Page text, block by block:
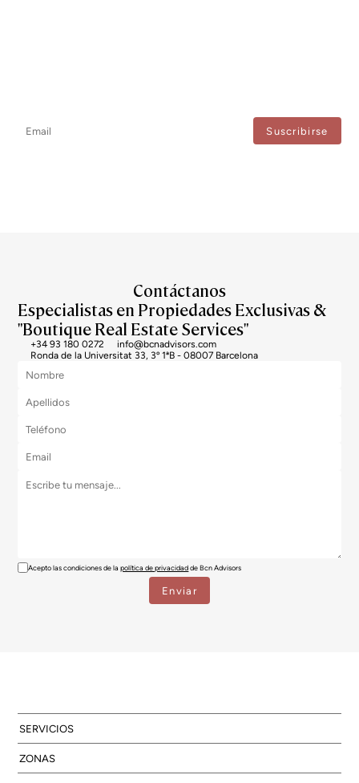
Contáctanos
Especialistas en Propiedades Exclusivas &
"Boutique Real Estate Services"
+34 93 180 0272
info@bcnadvisors.com
Ronda de la Universitat 33, 3º 1ªB - 08007 Barcelona
Acepto las condiciones de lapolítica de privacidadde Bcn Advisors
SERVICIOS
ZONAS